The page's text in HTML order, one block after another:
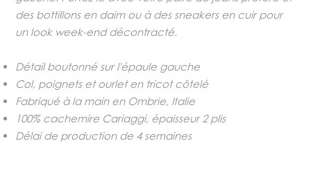
des bottillons en daim ou à des sneakers en cuir pour
un look week-end décontracté.
Détail boutonné sur l'épaule gauche
Col, poignets et ourlet en tricot côtelé
Fabriqué à la main en Ombrie, Italie
100% cachemire Cariaggi, épaisseur 2 plis
Délai de production de 4 semaines